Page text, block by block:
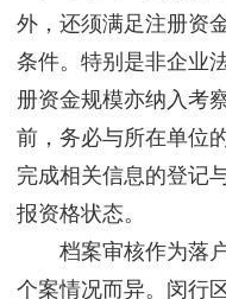
外，还须满足注册资
条件。特别是非企业
册资金规模亦纳入考
前，务必与所在单位
完成相关信息的登记
报资格状态。
档案审核作为落户
个案情况而异。闵行